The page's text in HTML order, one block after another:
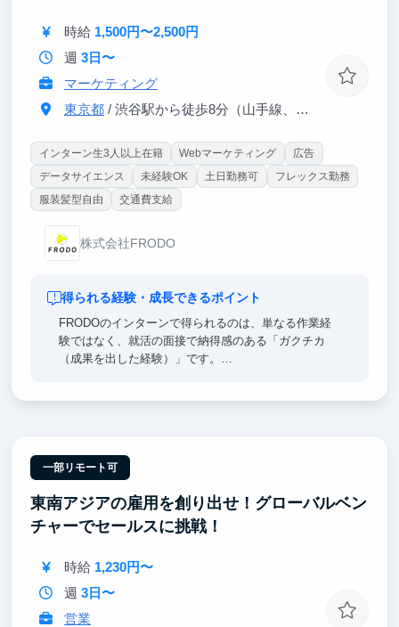
⭐ 最強の「ガクチカ」
いて圧倒的な差別化ができる実績を作れます。
時給 1,500円〜2,500円
週 3日〜
マーケティング
東京都/ 渋谷駅から徒歩8分（山手線、埼京線、銀座線、半蔵門線、ほか）
インターン生3人以上在籍 Webマーケティング
広告
データサイエンス
未経験OK 土日勤務可
フレックス勤務
服装髪型自由
交通費支給
株式会社FRODO
得られる経験・成長できるポイント
FRODOのインターンで得られるのは、単なる作業経
験ではなく、就活の面接で納得感のある「ガクチカ
（成果を出した経験）」です。
も役立つ本物のスキルになります。
「Webマーケって怪しくない？」と不安な方もご安心
ください。FRODOはユーザーの悩みに寄り添う「美
容比較メディア」を運営する会社です。学生のうちに
一部リモート可
東南アジアの雇用を創り出せ！グローバルベン
チャーでセールスに挑戦！
時給 1,230円〜
週 3日〜
営業